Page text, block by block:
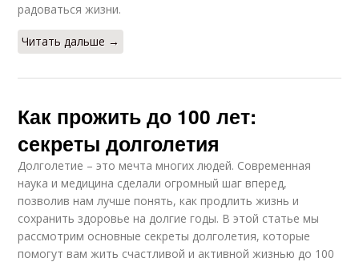
радоваться жизни.
Читать дальше →
Как прожить до 100 лет:
секреты долголетия
Долголетие – это мечта многих людей. Современная
наука и медицина сделали огромный шаг вперед,
позволив нам лучше понять, как продлить жизнь и
сохранить здоровье на долгие годы. В этой статье мы
рассмотрим основные секреты долголетия, которые
помогут вам жить счастливой и активной жизнью до 100